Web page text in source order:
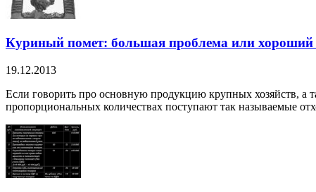
Куриный помет: большая проблема или хороший
19.12.2013
Если говорить про основную продукцию крупных хозяйств, а
пропорциональных количествах поступают так называемые